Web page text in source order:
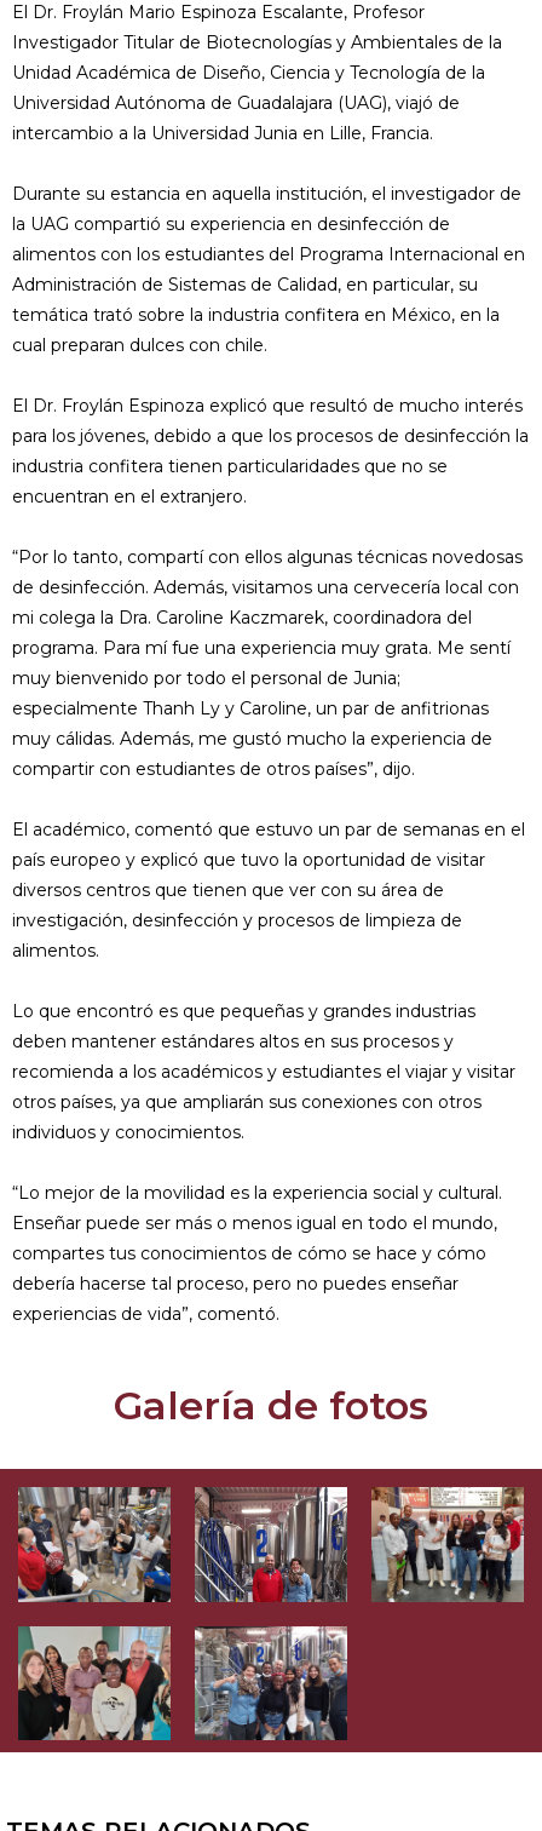
El Dr. Froylán Mario Espinoza Escalante, Profesor
Investigador Titular de Biotecnologías y Ambientales de la
Unidad Académica de Diseño, Ciencia y Tecnología de la
Universidad Autónoma de Guadalajara (UAG), viajó de
intercambio a la Universidad Junia en Lille, Francia.
Durante su estancia en aquella institución, el investigador de
la UAG compartió su experiencia en desinfección de
alimentos con los estudiantes del Programa Internacional en
Administración de Sistemas de Calidad, en particular, su
temática trató sobre la industria confitera en México, en la
cual preparan dulces con chile.
El Dr. Froylán Espinoza explicó que resultó de mucho interés
para los jóvenes, debido a que los procesos de desinfección la
industria confitera tienen particularidades que no se
encuentran en el extranjero.
“Por lo tanto, compartí con ellos algunas técnicas novedosas
de desinfección. Además, visitamos una cervecería local con
mi colega la Dra. Caroline Kaczmarek, coordinadora del
programa. Para mí fue una experiencia muy grata. Me sentí
muy bienvenido por todo el personal de Junia;
especialmente Thanh Ly y Caroline, un par de anfitrionas
muy cálidas. Además, me gustó mucho la experiencia de
compartir con estudiantes de otros países”, dijo.
El académico, comentó que estuvo un par de semanas en el
país europeo y explicó que tuvo la oportunidad de visitar
diversos centros que tienen que ver con su área de
investigación, desinfección y procesos de limpieza de
alimentos.
Lo que encontró es que pequeñas y grandes industrias
deben mantener estándares altos en sus procesos y
recomienda a los académicos y estudiantes el viajar y visitar
otros países, ya que ampliarán sus conexiones con otros
individuos y conocimientos.
“Lo mejor de la movilidad es la experiencia social y cultural.
Enseñar puede ser más o menos igual en todo el mundo,
compartes tus conocimientos de cómo se hace y cómo
debería hacerse tal proceso, pero no puedes enseñar
experiencias de vida”, comentó.
Galería de fotos